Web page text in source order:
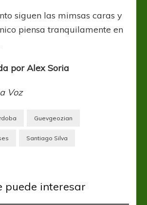
siguen las mimsas caras y
piensa tranquilamente en
por Alex Soria
Voz
Guevgeozian
Santiago Silva
puede interesar